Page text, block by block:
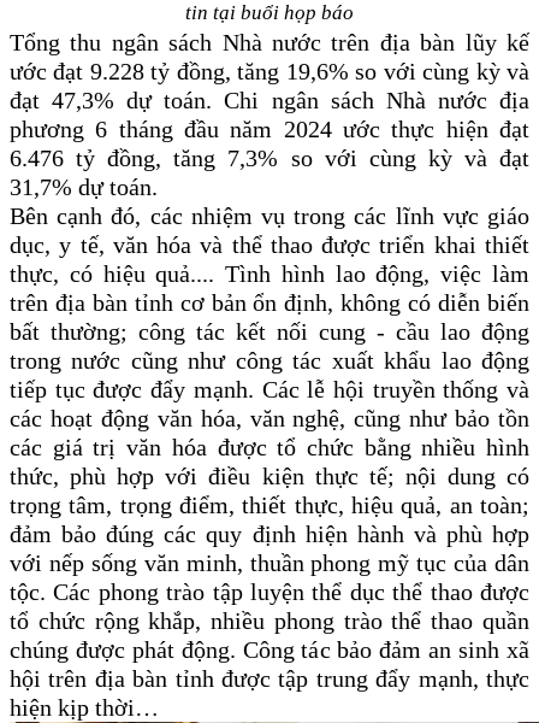
tin tại buổi họp báo
Tổng thu ngân sách Nhà nước trên địa bàn lũy kế
ước đạt 9.228 tỷ đồng, tăng 19,6% so với cùng kỳ và
đạt 47,3% dự toán. Chi ngân sách Nhà nước địa
phương 6 tháng đầu năm 2024 ước thực hiện đạt
6.476 tỷ đồng, tăng 7,3% so với cùng kỳ và đạt
31,7% dự toán.
Bên cạnh đó, các nhiệm vụ trong các lĩnh vực giáo
dục, y tế, văn hóa và thể thao được triển khai thiết
thực, có hiệu quả.... Tình hình lao động, việc làm
trên địa bàn tỉnh cơ bản ổn định, không có diễn biến
bất thường; công tác kết nối cung - cầu lao động
trong nước cũng như công tác xuất khẩu lao động
tiếp tục được đẩy mạnh. Các lễ hội truyền thống và
các hoạt động văn hóa, văn nghệ, cũng như bảo tồn
các giá trị văn hóa được tổ chức bằng nhiều hình
thức, phù hợp với điều kiện thực tế; nội dung có
trọng tâm, trọng điểm, thiết thực, hiệu quả, an toàn;
đảm bảo đúng các quy định hiện hành và phù hợp
với nếp sống văn minh, thuần phong mỹ tục của dân
tộc. Các phong trào tập luyện thể dục thể thao được
tổ chức rộng khắp, nhiều phong trào thể thao quần
chúng được phát động. Công tác bảo đảm an sinh xã
hội trên địa bàn tỉnh được tập trung đẩy mạnh, thực
hiện kịp thời…